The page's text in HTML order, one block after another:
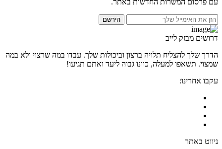
עם פרסום המשרות החדשות באתר.
הירשם
דרושים מבזק לייב
הדרך שלך להצליח תלויה ברצון וביכולות שלך. עבדו במה שרצוי ולא במה
שמצוי. תשאפו למעלה, כוונו גבוה ליעד ואתם תגיעו!
עקבו אחרינו:
ניווט באתר